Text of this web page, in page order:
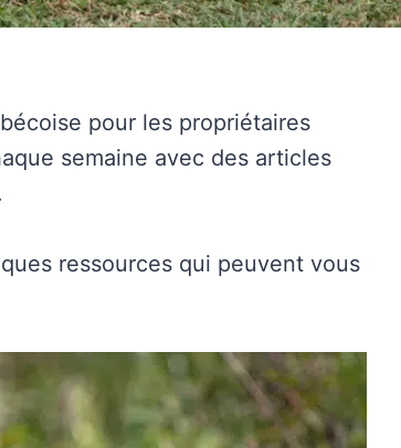
pour les propriétaires
semaine avec des articles
ressources qui peuvent vous